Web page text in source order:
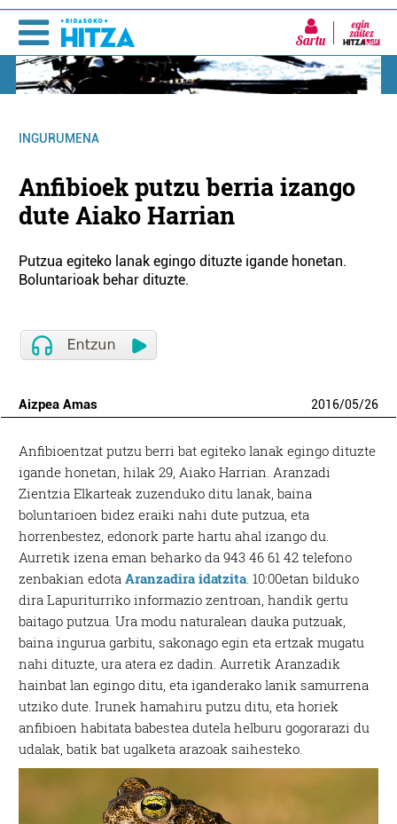
Sartu
INGURUMENA
Anfibioek putzu berria izango
dute Aiako Harrian
Putzua egiteko lanak egingo dituzte igande honetan.
Boluntarioak behar dituzte.
Aizpea Amas 2016/05/26
Anfibioentzat putzu berri bat egiteko lanak egingo dituzte
igande honetan, hilak 29, Aiako Harrian. Aranzadi
Zientzia Elkarteak zuzenduko ditu lanak, baina
boluntarioen bidez eraiki nahi dute putzua, eta
horrenbestez, edonork parte hartu ahal izango du.
Aurretik izena eman beharko da 943 46 61 42 telefono
zenbakian edotaAranzadira idatzita . 10:00etan bilduko
dira Lapuriturriko informazio zentroan, handik gertu
baitago putzua. Ura modu naturalean dauka putzuak,
baina ingurua garbitu, sakonago egin eta ertzak mugatu
nahi dituzte, ura atera ez dadin. Aurretik Aranzadik
hainbat lan egingo ditu, eta iganderako lanik samurrena
utziko dute. Irunek hamahiru putzu ditu, eta horiek
anfibioen habitata babestea dutela helburu gogorarazi du
udalak, batik bat ugalketa arazoak saihesteko.